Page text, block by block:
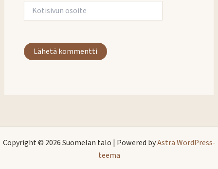
Kotisivun
osoite
Copyright © 2026 Suomelan talo | Powered byAstra WordPress-
teema